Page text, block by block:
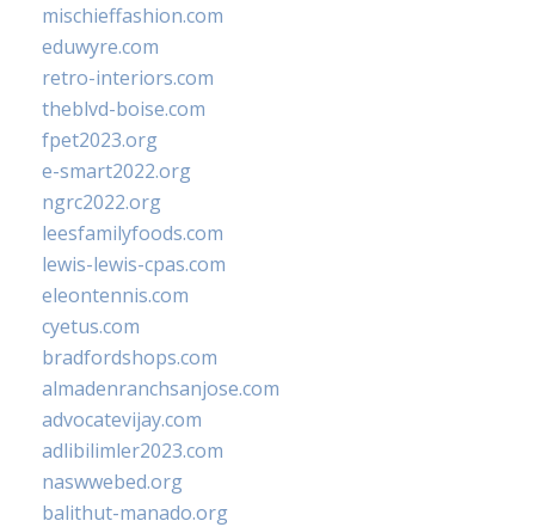
mischieffashion.com
eduwyre.com
retro-interiors.com
theblvd-boise.com
fpet2023.org
e-smart2022.org
ngrc2022.org
leesfamilyfoods.com
lewis-lewis-cpas.com
eleontennis.com
cyetus.com
bradfordshops.com
almadenranchsanjose.com
advocatevijay.com
adlibilimler2023.com
naswwebed.org
balithut-manado.org